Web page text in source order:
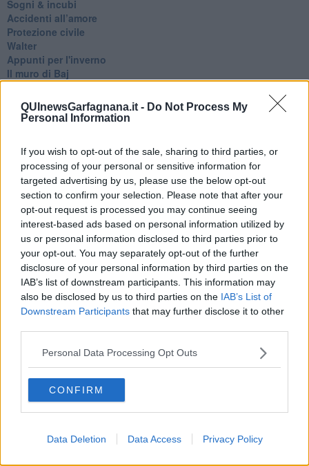
QUInewsGarfagnana.it - Do Not Process My
Personal Information
If you wish to opt-out of the sale, sharing to third parties, or
processing of your personal or sensitive information for
targeted advertising by us, please use the below opt-out
section to confirm your selection. Please note that after your
opt-out request is processed you may continue seeing
interest-based ads based on personal information utilized by
us or personal information disclosed to third parties prior to
your opt-out. You may separately opt-out of the further
disclosure of your personal information by third parties on the
IAB’s list of downstream participants. This information may
also be disclosed by us to third parties on the IAB’s List of
Downstream Participants that may further disclose it to other
Personal Data Processing Opt Outs
CONFIRM
Data Deletion Data Access Privacy Policy
Sogni & incubi
Accidenti all’amore
Protezione civile
Walter
Appunti per l'inverno
Il muro di Baj
La tempesta e altro
Umani
Amarezza
Colpa & merito
Vento
​LA PANCHINA ROSSA Requiem per il Commissario
Ospedali del cuore
Coraçào
Charlie
Il telefono del vento
Testamento & Commiato
Poeta
​La colpa - Memorie del commissario
Autunno
Somnium
Fly me to the moon
O sonho de um prisioneiro
Memòrias
Sto qui
Bestiario